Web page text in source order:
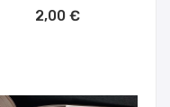
2,00 €